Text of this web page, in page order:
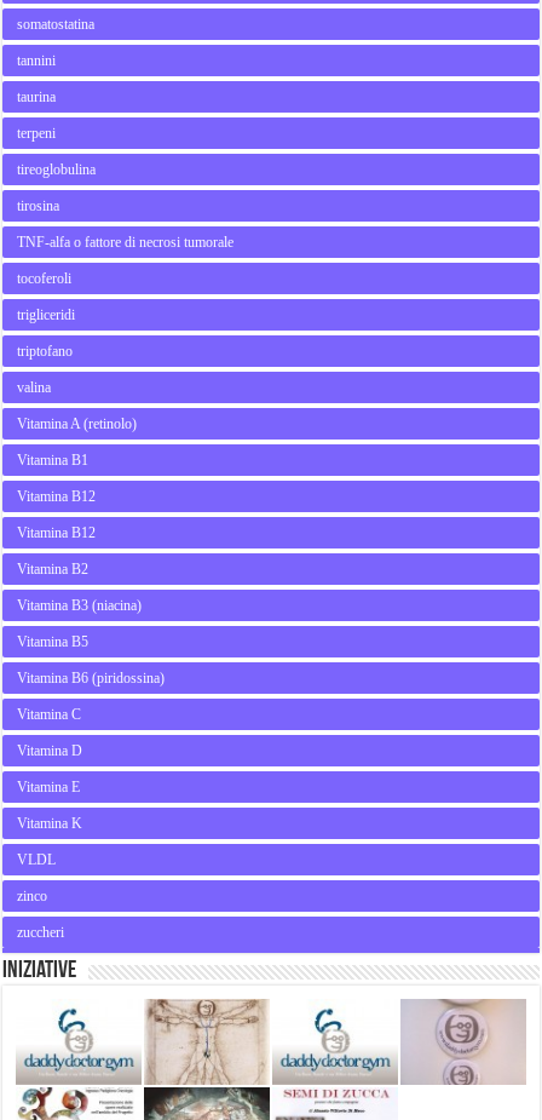
somatostatina
tannini
taurina
terpeni
tireoglobulina
tirosina
TNF-alfa o fattore di necrosi tumorale
tocoferoli
trigliceridi
triptofano
valina
Vitamina A (retinolo)
Vitamina B1
Vitamina B12
Vitamina B12
Vitamina B2
Vitamina B3 (niacina)
Vitamina B5
Vitamina B6 (piridossina)
Vitamina C
Vitamina D
Vitamina E
Vitamina K
VLDL
zinco
zuccheri
Iniziative